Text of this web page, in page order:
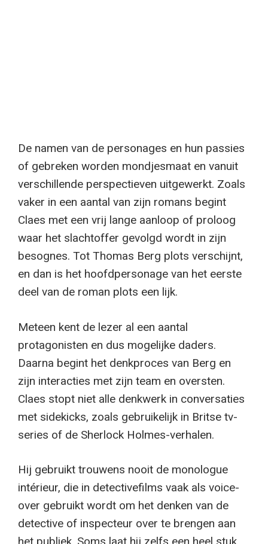
De namen van de personages en hun passies
of gebreken worden mondjesmaat en vanuit
verschillende perspectieven uitgewerkt. Zoals
vaker in een aantal van zijn romans begint
Claes met een vrij lange aanloop of proloog
waar het slachtoffer gevolgd wordt in zijn
besognes. Tot Thomas Berg plots verschijnt,
en dan is het hoofdpersonage van het eerste
deel van de roman plots een lijk.
Meteen kent de lezer al een aantal
protagonisten en dus mogelijke daders.
Daarna begint het denkproces van Berg en
zijn interacties met zijn team en oversten.
Claes stopt niet alle denkwerk in conversaties
met sidekicks, zoals gebruikelijk in Britse tv-
series of de Sherlock Holmes-verhalen.
Hij gebruikt trouwens nooit de monologue
intérieur, die in detectivefilms vaak als voice-
over gebruikt wordt om het denken van de
detective of inspecteur over te brengen aan